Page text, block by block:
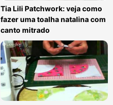
Tia Lili Patchwork: veja como
fazer uma toalha natalina com
canto mitrado